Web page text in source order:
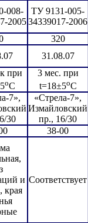
008-
2005
ТУ 9131-005-
34339017-2006
320
31.08.07
при
оС
3 мес. при
t=18±5оС
7»,
30
«Стрела-7»,
Измайловский
пр., 16/30
38-00
и
края
Соответствует